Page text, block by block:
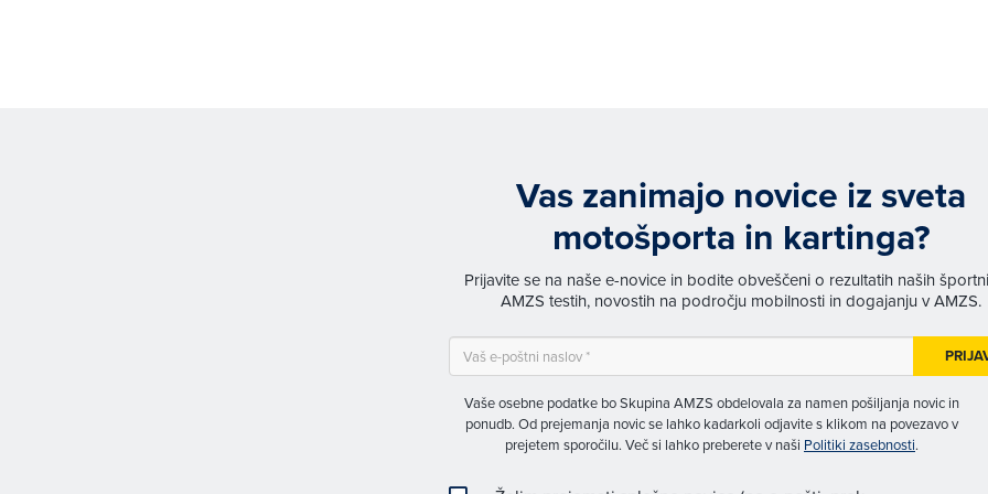
Vas zanimajo novice iz sveta
motošporta in kartinga?
Prijavite se na naše e-novice in bodite obveščeni o rezultatih naših
AMZS testih, novostih na področju mobilnosti in dogajanju v AMZS.
Vaše osebne podatke bo Skupina AMZS obdelovala za namen pošiljanja novic in
ponudb. Od prejemanja novic se lahko kadarkoli odjavite s klikom na povezavo v
prejetem sporočilu. Več si lahko preberete v naši Politiki zasebnosti.